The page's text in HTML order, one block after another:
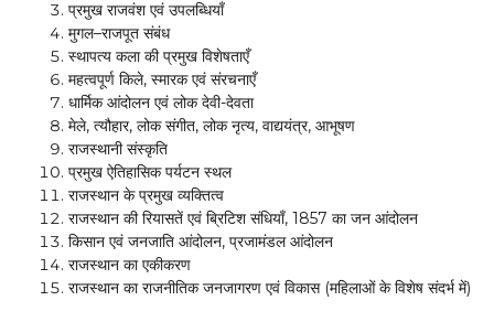
प्रमुख राजवंश एवं उपलब्धियाँ
मुगल–राजपूत संबंध
स्थापत्य कला की प्रमुख विशेषताएँ
महत्वपूर्ण किले, स्मारक एवं संरचनाएँ
धार्मिक आंदोलन एवं लोक देवी-देवता
मेले, त्यौहार, लोक संगीत, लोक नृत्य, वाद्ययंत्र, आभूषण
राजस्थानी संस्कृति
प्रमुख ऐतिहासिक पर्यटन स्थल
राजस्थान के प्रमुख व्यक्तित्व
राजस्थान की रियासतें एवं ब्रिटिश संधियाँ, 1857 का जन आंदोलन
किसान एवं जनजाति आंदोलन, प्रजामंडल आंदोलन
राजस्थान का एकीकरण
राजस्थान का राजनीतिक जनजागरण एवं विकास (महिलाओं के विशेष संदर्भ में)